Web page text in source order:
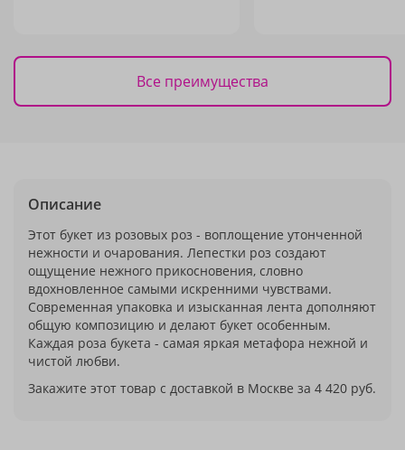
Все преимущества
Описание
Этот букет из розовых роз - воплощение утонченной
нежности и очарования. Лепестки роз создают
ощущение нежного прикосновения, словно
вдохновленное самыми искренними чувствами.
Современная упаковка и изысканная лента дополняют
общую композицию и делают букет особенным.
Каждая роза букета - самая яркая метафора нежной и
чистой любви.
Закажите этот товар с доставкой в Москве за 4 420 руб.